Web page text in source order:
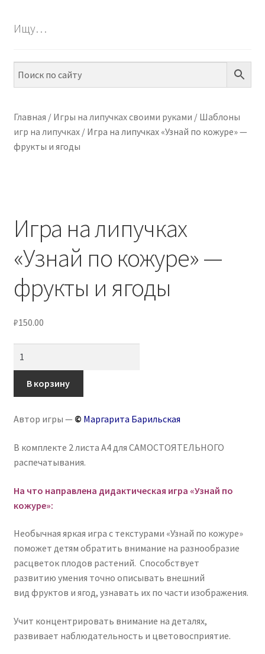
ПО НАВЫКАМ
МЕТОДИКИ
КОНТАКТЫ
Ищу…
Главная / Игры на липучках своими руками / Шаблоны
игр на липучках/ Игра на липучках «Узнай по кожуре» —
фрукты и ягоды
Игра на липучках
«Узнай по кожуре» —
фрукты и ягоды
₽150.00
Игра
на
«Узнай
кожуре»
-
ягоды
В корзину
Автор игры — © Маргарита Барильская
В комплекте 2 листа А4 для САМОСТОЯТЕЛЬНОГО
распечатывания.
На что направлена дидактическая игра «Узнай по
кожуре»:
Необычная яркая игра с текстурами «Узнай по кожуре»
поможет детям обратить внимание на разнообразие
расцветок плодов растений. Способствует
развитию умения точно описывать внешний
вид фруктов и ягод, узнавать их по части изображения.
Учит концентрировать внимание на деталях,
развивает наблюдательность и цветовосприятие.